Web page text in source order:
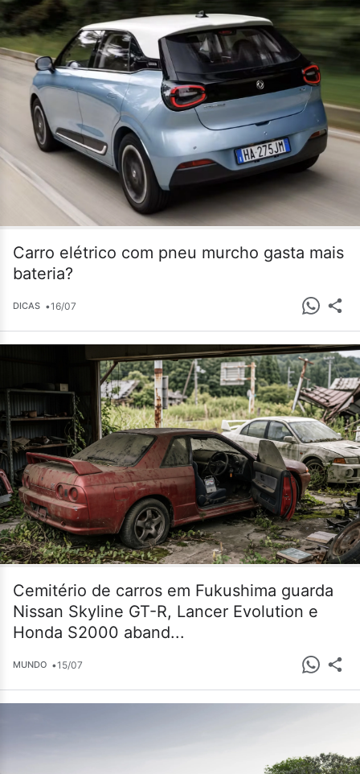
Carro elétrico com pneu murcho gasta mais
bateria?
DICAS •16/07
Cemitério de carros em Fukushima guarda
Nissan Skyline GT-R, Lancer Evolution e
Honda S2000 aband...
MUNDO •15/07